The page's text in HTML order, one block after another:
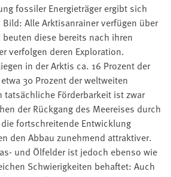
fossiler Energieträger ergibt sich
Alle Arktisanrainer verfügen über
diese bereits nach ihren
verfolgen deren Exploration.
in der Arktis ca. 16 Prozent der
30 Prozent der weltweiten
tatsächliche Förderbarkeit ist zwar
der Rückgang des Meereises durch
fortschreitende Entwicklung
den Abbau zunehmend attraktiver.
und Ölfelder ist jedoch ebenso wie
Schwierigkeiten behaftet: Auch